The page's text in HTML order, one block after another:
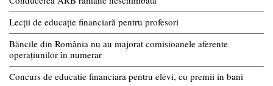
Lecții de educație financiară pentru profesori
Băncile din România nu au majorat comisioanele aferente
operațiunilor în numerar
Concurs de educatie financiara pentru elevi, cu premii in bani